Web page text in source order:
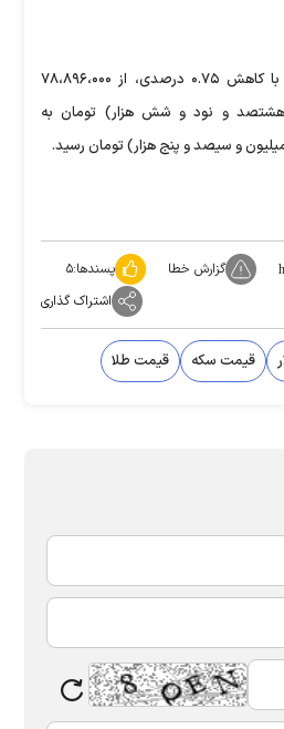
هر مثقال طلا ۱۸ عیار امروز با کاهش ۰.۷۵ درصدی، از ۷۸،۸۹۶،۰۰۰
و نود و شش هزار) تومان به
گزارش خطا پسندها:۵
اشتراک گذاری
قیمت سکه قیمت طلا